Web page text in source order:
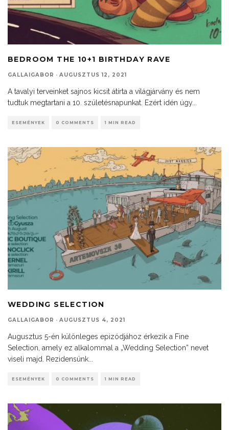
BEDROOM THE 10+1 BIRTHDAY RAVE
GALLAIGABOR · AUGUSZTUS 12, 2021
A tavalyi terveinket sajnos kicsit átírta a világjárvány és nem
tudtuk megtartani a 10. születésnapunkat. Ezért idén úgy...
ESEMÉNYEK 0 COMMENTS 1 MIN READ
WEDDING SELECTION
GALLAIGABOR · AUGUSZTUS 4, 2021
Augusztus 5-én különleges epizódjához érkezik a Fine
Selection, amely ez alkalommal a „Wedding Selection” nevet
viseli majd. Rezidensünk
ESEMÉNYEK 0 COMMENTS 1 MIN READ